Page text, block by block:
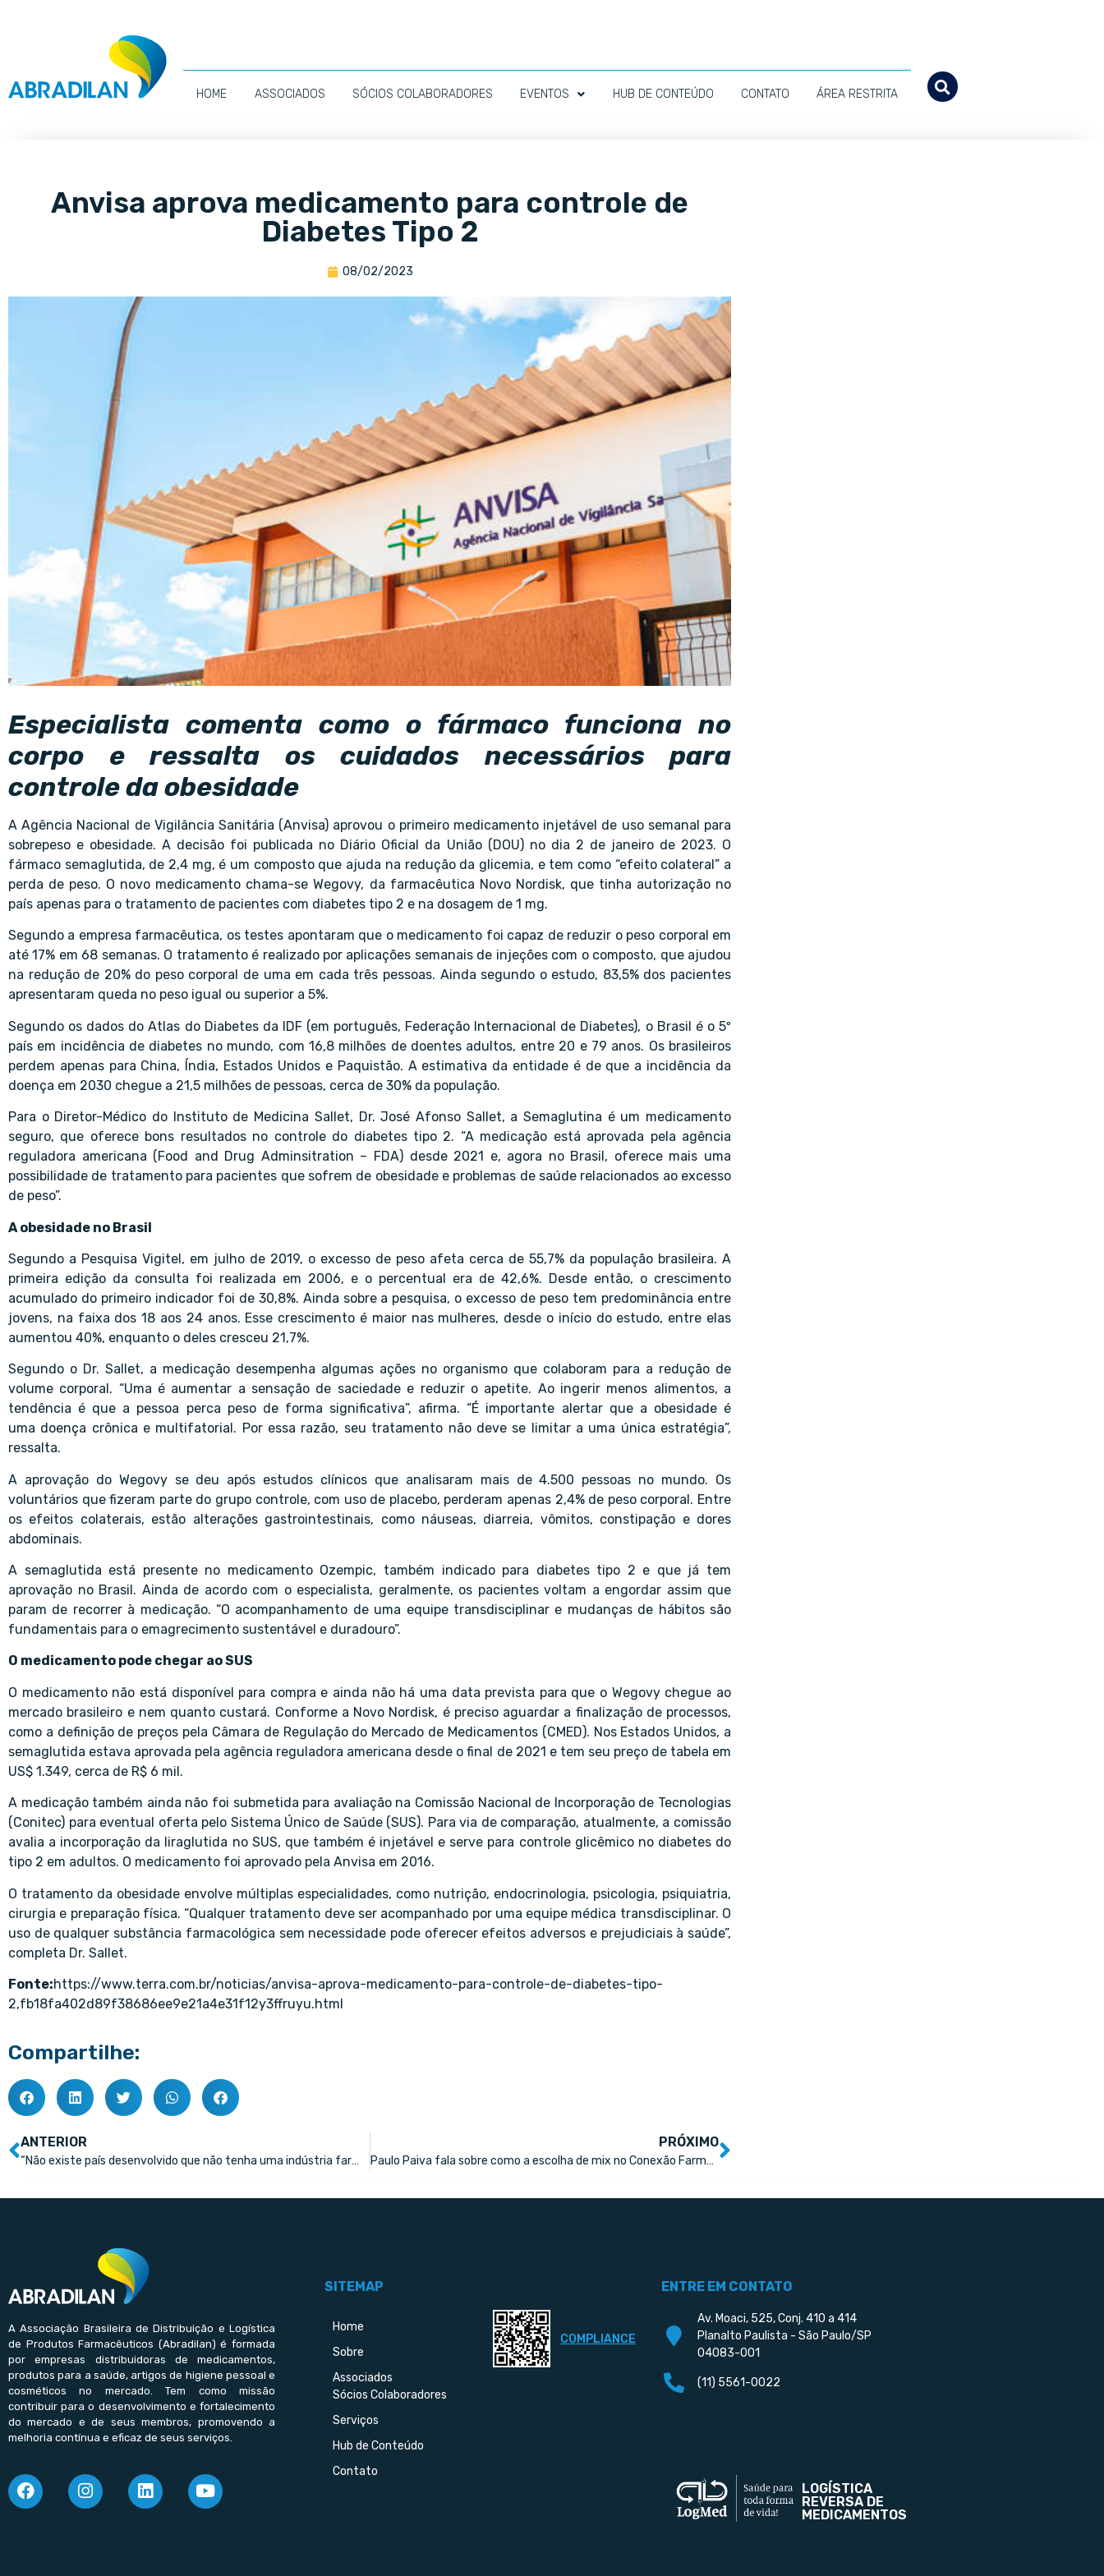
HOME ASSOCIADOS SÓCIOS COLABORADORES EVENTOS HUB DE CONTEÚDO CONTATO ÁREA RESTRITA
Anvisa aprova medicamento para controle de
Diabetes Tipo 2
08/02/2023
Especialista comenta como o fármaco funciona no
corpo e ressalta os cuidados necessários para
controle da obesidade
A Agência Nacional de Vigilância Sanitária (Anvisa) aprovou o primeiro medicamento injetável de uso semanal para
sobrepeso e obesidade. A decisão foi publicada no Diário Oficial da União (DOU) no dia 2 de janeiro de 2023. O
fármaco semaglutida, de 2,4 mg, é um composto que ajuda na redução da glicemia, e tem como “efeito colateral” a
perda de peso. O novo medicamento chama-se Wegovy, da farmacêutica Novo Nordisk, que tinha autorização no
país apenas para o tratamento de pacientes com diabetes tipo 2 e na dosagem de 1 mg.
Segundo a empresa farmacêutica, os testes apontaram que o medicamento foi capaz de reduzir o peso corporal em
até 17% em 68 semanas. O tratamento é realizado por aplicações semanais de injeções com o composto, que ajudou
na redução de 20% do peso corporal de uma em cada três pessoas. Ainda segundo o estudo, 83,5% dos pacientes
apresentaram queda no peso igual ou superior a 5%.
Segundo os dados do Atlas do Diabetes da IDF (em português, Federação Internacional de Diabetes), o Brasil é o 5º
país em incidência de diabetes no mundo, com 16,8 milhões de doentes adultos, entre 20 e 79 anos. Os brasileiros
perdem apenas para China, Índia, Estados Unidos e Paquistão. A estimativa da entidade é de que a incidência da
doença em 2030 chegue a 21,5 milhões de pessoas, cerca de 30% da população.
Para o Diretor-Médico do Instituto de Medicina Sallet, Dr. José Afonso Sallet, a Semaglutina é um medicamento
seguro, que oferece bons resultados no controle do diabetes tipo 2. “A medicação está aprovada pela agência
reguladora americana (Food and Drug Adminsitration – FDA) desde 2021 e, agora no Brasil, oferece mais uma
possibilidade de tratamento para pacientes que sofrem de obesidade e problemas de saúde relacionados ao excesso
de peso”.
A obesidade no Brasil
Segundo a Pesquisa Vigitel, em julho de 2019, o excesso de peso afeta cerca de 55,7% da população brasileira. A
primeira edição da consulta foi realizada em 2006, e o percentual era de 42,6%. Desde então, o crescimento
acumulado do primeiro indicador foi de 30,8%. Ainda sobre a pesquisa, o excesso de peso tem predominância entre
jovens, na faixa dos 18 aos 24 anos. Esse crescimento é maior nas mulheres, desde o início do estudo, entre elas
aumentou 40%, enquanto o deles cresceu 21,7%.
Segundo o Dr. Sallet, a medicação desempenha algumas ações no organismo que colaboram para a redução de
volume corporal. “Uma é aumentar a sensação de saciedade e reduzir o apetite. Ao ingerir menos alimentos, a
tendência é que a pessoa perca peso de forma significativa”, afirma. “É importante alertar que a obesidade é
uma doença crônica e multifatorial . Por essa razão, seu tratamento não deve se limitar a uma única estratégia”,
ressalta.
A aprovação do Wegovy se deu após estudos clínicos que analisaram mais de 4.500 pessoas no mundo. Os
voluntários que fizeram parte do grupo controle, com uso de placebo, perderam apenas 2,4% de peso corporal. Entre
os efeitos colaterais, estão alterações gastrointestinais, como náuseas, diarreia, vômitos, constipação e dores
abdominais.
A semaglutida está presente no medicamento Ozempic, também indicado para diabetes tipo 2 e que já tem
aprovação no Brasil. Ainda de acordo com o especialista, geralmente, os pacientes voltam a engordar assim que
param de recorrer à medicação. “O acompanhamento de uma equipe transdisciplinar e mudanças de hábitos são
fundamentais para o emagrecimento sustentável e duradouro”.
O medicamento pode chegar ao SUS
O medicamento não está disponível para compra e ainda não há uma data prevista para que o Wegovy chegue ao
mercado brasileiro e nem quanto custará. Conforme a Novo Nordisk, é preciso aguardar a finalização de processos,
como a definição de preços pela Câmara de Regulação do Mercado de Medicamentos (CMED). Nos Estados Unidos, a
semaglutida estava aprovada pela agência reguladora americana desde o final de 2021 e tem seu preço de tabela em
US$ 1.349, cerca de R$ 6 mil.
A medicação também ainda não foi submetida para avaliação na Comissão Nacional de Incorporação de Tecnologias
(Conitec) para eventual oferta pelo Sistema Único de Saúde (SUS). Para via de comparação, atualmente, a comissão
avalia a incorporação da liraglutida no SUS, que também é injetável e serve para controle glicêmico no diabetes do
tipo 2 em adultos. O medicamento foi aprovado pela Anvisa em 2016.
O tratamento da obesidade envolve múltiplas especialidades, como nutrição, endocrinologia, psicologia, psiquiatria,
cirurgia e preparação física. “Qualquer tratamento deve ser acompanhado por uma equipe médica transdisciplinar. O
uso de qualquer substância farmacológica sem necessidade pode oferecer efeitos adversos e prejudiciais à saúde”,
completa Dr. Sallet.
Fonte:https://www.terra.com.br/noticias/anvisa-aprova-medicamento-para-controle-de-diabetes-tipo-
2,fb18fa402d89f38686ee9e21a4e31f12y3ffruyu.html
Compartilhe:
ANTERIOR
“Não existe país desenvolvido que não tenha uma indústria farmacêutica forte”
PRÓXIMO
Paulo Paiva fala sobre como a escolha de mix no Conexão Farma 2023
A Associação Brasileira de Distribuição e Logística
de Produtos Farmacêuticos (Abradilan) é formada
por empresas distribuidoras de medicamentos,
produtos para a saúde, artigos de higiene pessoal e
cosméticos no mercado. Tem como missão
contribuir para o desenvolvimento e fortalecimento
do mercado e de seus membros, promovendo a
melhoria contínua e eficaz de seus serviços.
SITEMAP
Home
Sobre
Associados
Sócios Colaboradores
Serviços
Hub de Conteúdo
Contato
COMPLIANCE
ENTRE EM CONTATO
Av. Moaci, 525, Conj. 410 a 414
Planalto Paulista - São Paulo/SP
04083-001
(11) 5561-0022
LOGÍSTICA
REVERSA DE
MEDICAMENTOS